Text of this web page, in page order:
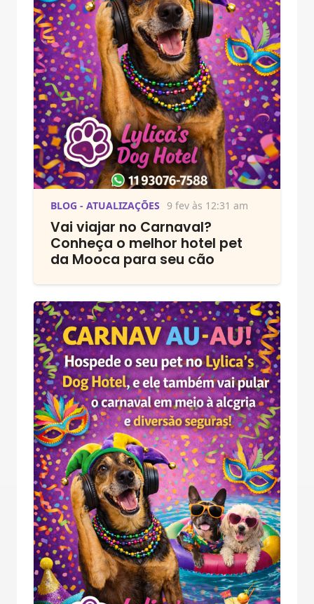
BLOG - ATUALIZAÇÕES 9 fev às 12:31 am
Vai viajar no Carnaval?
Conheça o melhor hotel pet
da Mooca para seu cão